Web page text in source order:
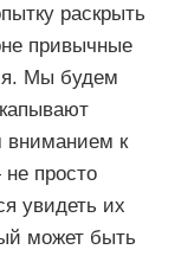
раскрыть
привычные
Мы будем
вниманием к
просто
увидеть их
может быть